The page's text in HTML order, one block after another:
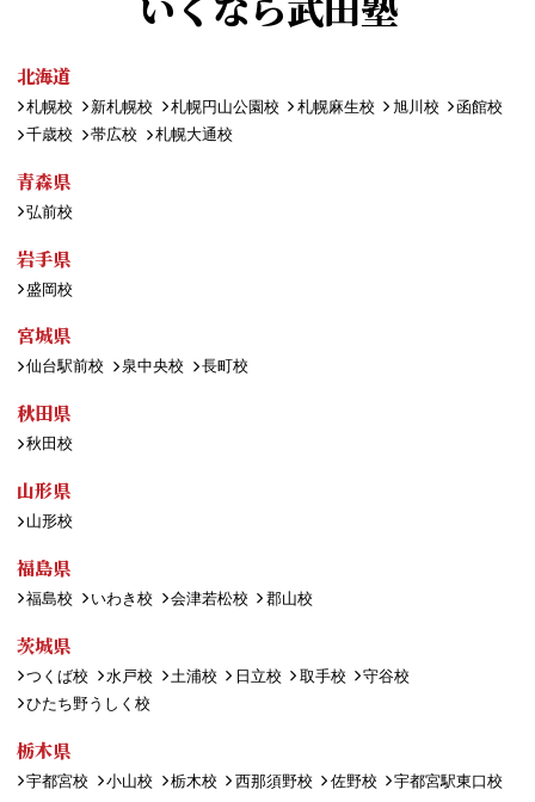
北海道
札幌校 新札幌校 札幌円山公園校 札幌麻生校 旭川校
函館校
千歳校
帯広校 札幌大通校
青森県
弘前校
岩手県
盛岡校
宮城県
仙台駅前校 泉中央校 長町校
秋田県
秋田校
山形県
山形校
福島県
福島校 いわき校 会津若松校 郡山校
茨城県
つくば校 水戸校 土浦校 日立校 取手校
守谷校
ひたち野うしく校
栃木県
宇都宮校 小山校 栃木校 西那須野校 佐野校 宇都宮駅東口校